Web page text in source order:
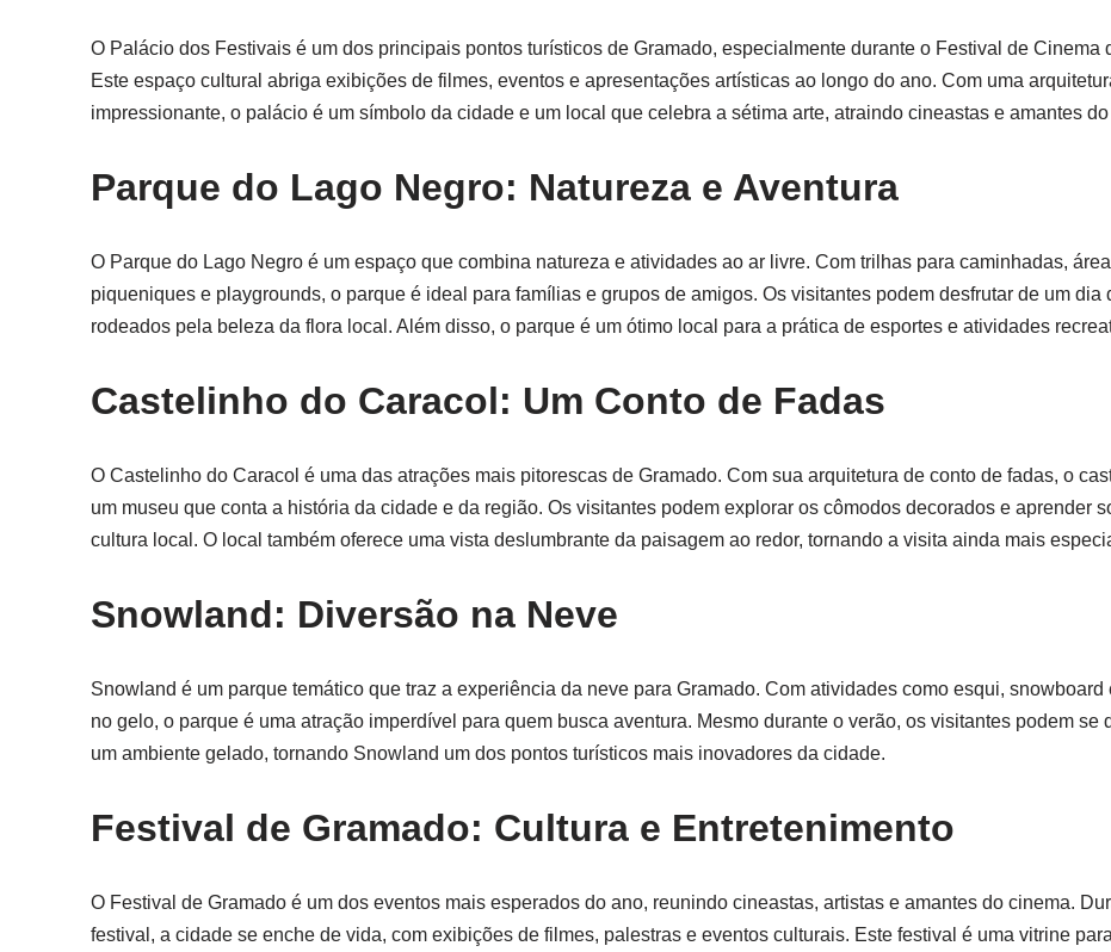
O Palácio dos Festivais é um dos principais pontos turísticos de Gramado, especialmente durante o Festival de Cinema
Este espaço cultural abriga exibições de filmes, eventos e apresentações artísticas ao longo do ano. Com uma
impressionante, o palácio é um símbolo da cidade e um local que celebra a sétima arte, atraindo cineastas e amantes
Parque do Lago Negro: Natureza e Aventura
O Parque do Lago Negro é um espaço que combina natureza e atividades ao ar livre. Com trilhas para caminhadas,
piqueniques e playgrounds, o parque é ideal para famílias e grupos de amigos. Os visitantes podem desfrutar de um dia
rodeados pela beleza da flora local. Além disso, o parque é um ótimo local para a prática de esportes e atividades
Castelinho do Caracol: Um Conto de Fadas
O Castelinho do Caracol é uma das atrações mais pitorescas de Gramado. Com sua arquitetura de conto de fadas, o
um museu que conta a história da cidade e da região. Os visitantes podem explorar os cômodos decorados e aprender
cultura local. O local também oferece uma vista deslumbrante da paisagem ao redor, tornando a visita ainda mais
Snowland: Diversão na Neve
Snowland é um parque temático que traz a experiência da neve para Gramado. Com atividades como esqui, snowboard
no gelo, o parque é uma atração imperdível para quem busca aventura. Mesmo durante o verão, os visitantes podem se
um ambiente gelado, tornando Snowland um dos pontos turísticos mais inovadores da cidade.
Festival de Gramado: Cultura e Entretenimento
O Festival de Gramado é um dos eventos mais esperados do ano, reunindo cineastas, artistas e amantes do cinema.
festival, a cidade se enche de vida, com exibições de filmes, palestras e eventos culturais. Este festival é uma vitrine